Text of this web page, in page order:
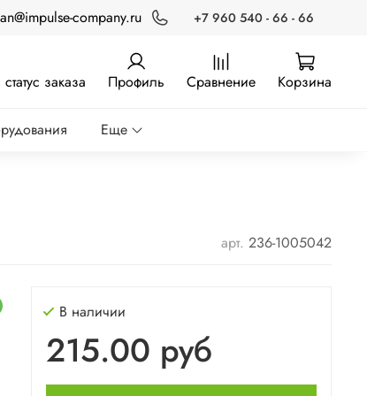
company.ru +7 960 540 - 66 - 66
заказа Профиль Сравнение Корзина
Еще
арт. 236-1005042
В наличии
215.00 руб